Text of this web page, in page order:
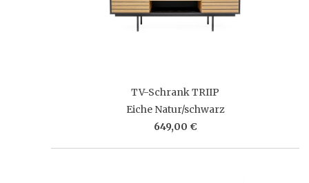
TV-Schrank TRIIP
Eiche Natur/schwarz
649,00 €